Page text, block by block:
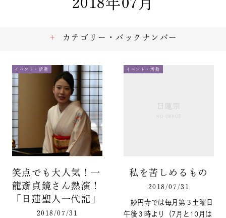
2018年07月
イベント・活動
笑点でも大人気！一
龍斎貞鏡さん熱演！
「日蓮聖人一代記」
2018/07/31
イベント・活動
私を苦しめるもの
2018/07/31
妙円寺では毎月第３土曜日
午後３時より（7月と10月は
カテゴリー・バックナンバー